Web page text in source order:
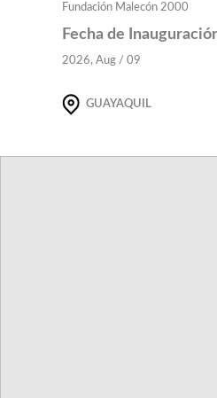
Fundación Malecón 2000
Fecha de
2026, Aug / 09
GUAYAQUIL